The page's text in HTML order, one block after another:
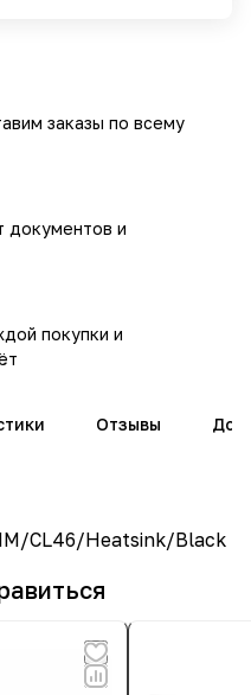
заказы по всему
документов и
покупки и
Отзывы
CL46/Heatsink/Black